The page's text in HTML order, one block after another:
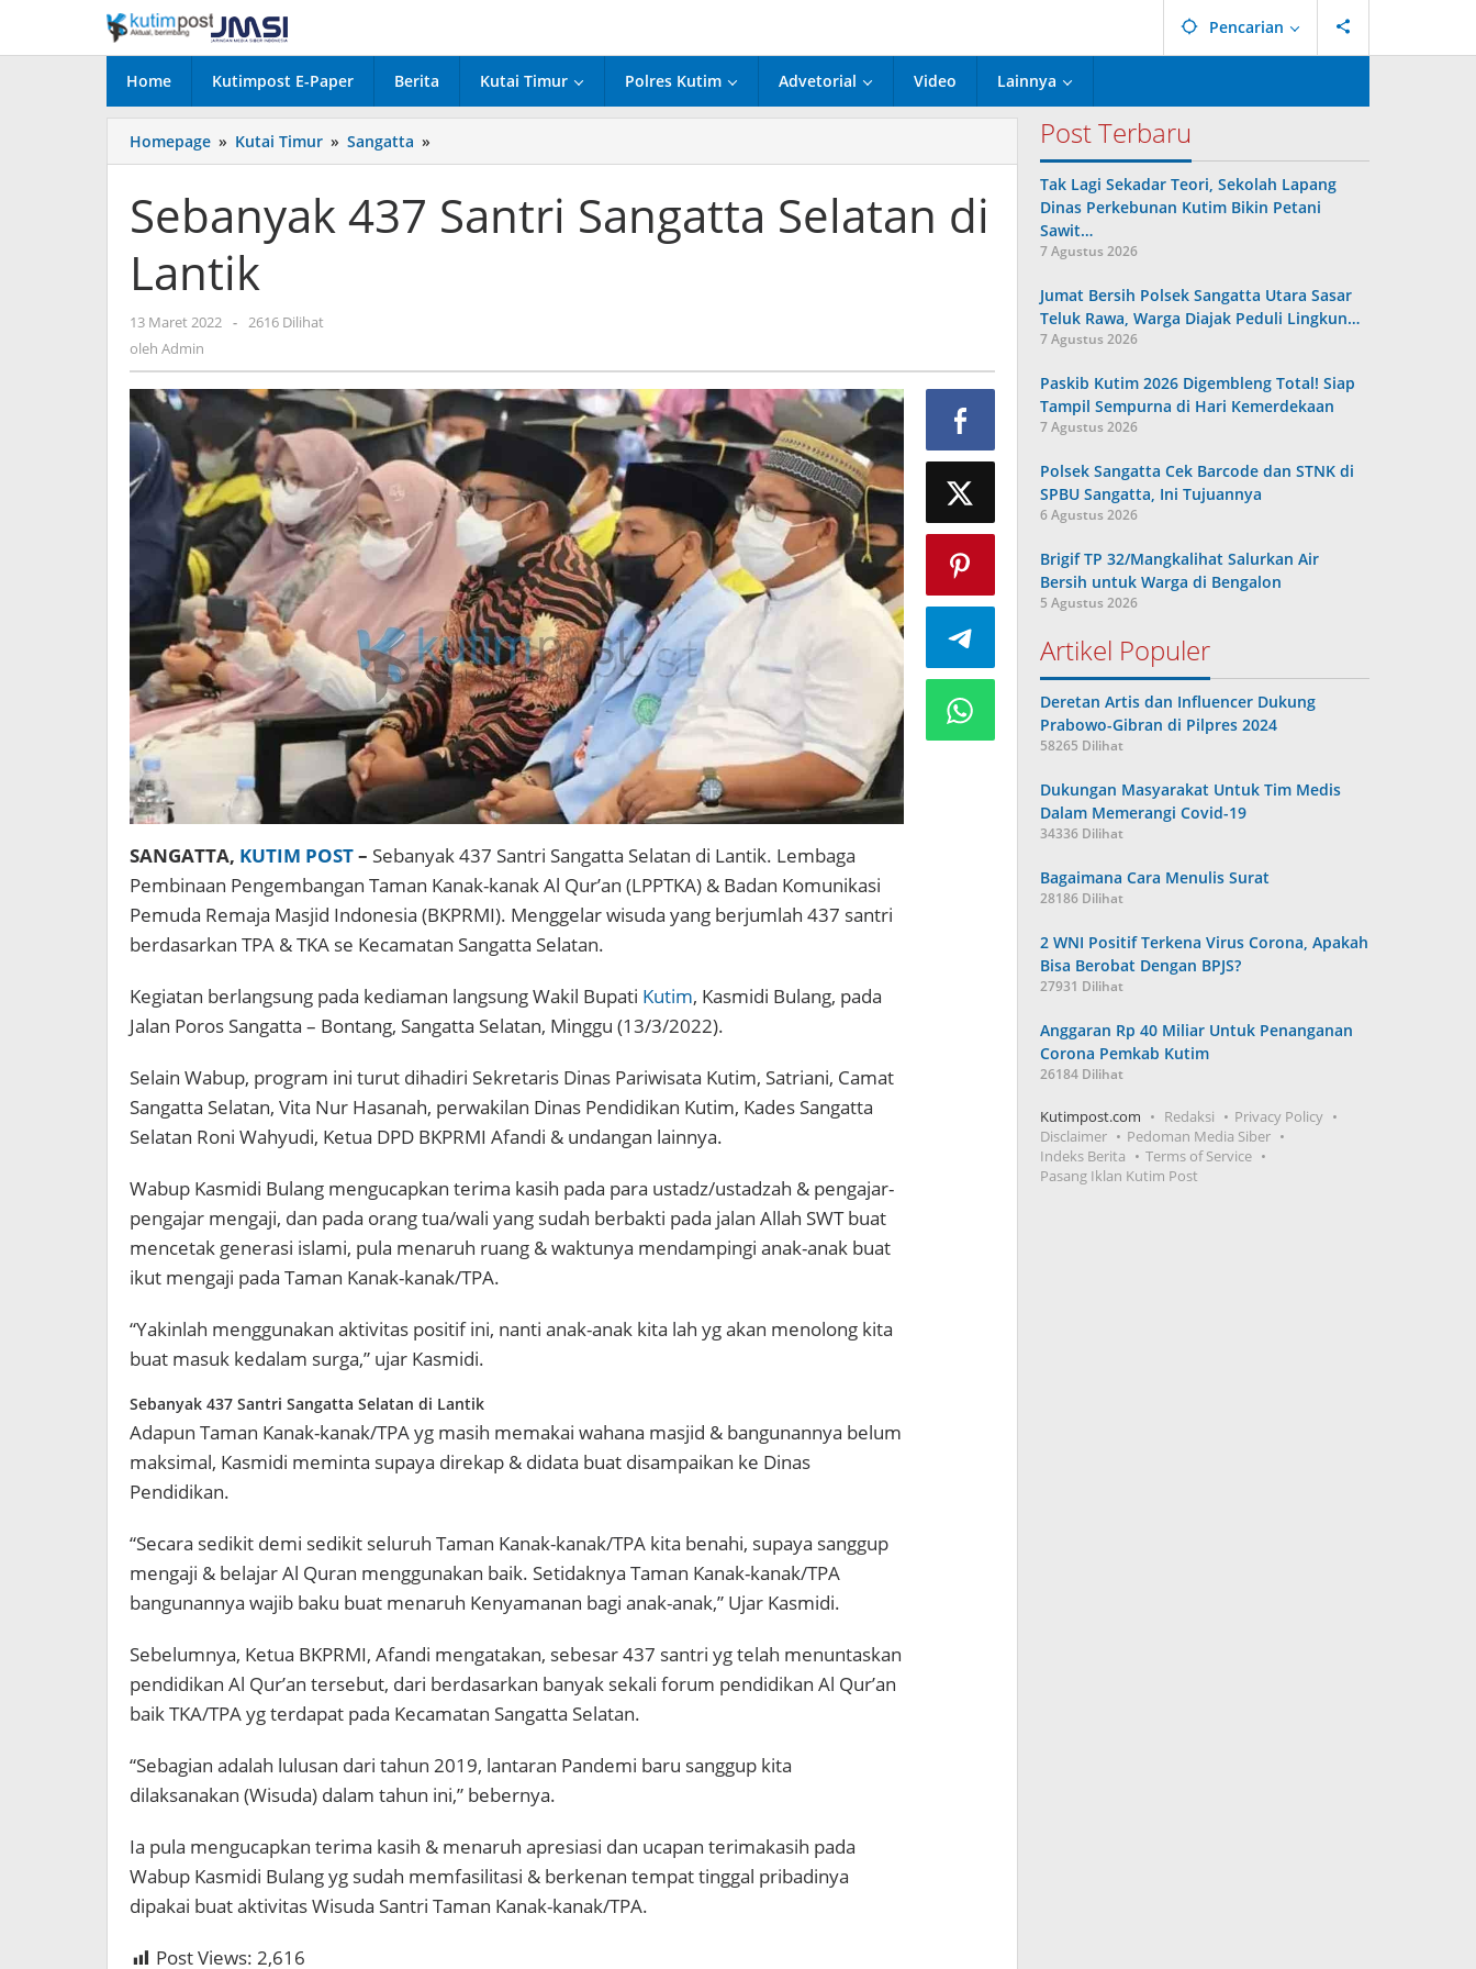
konten
Pencarian
Home Kutimpost E-Paper Berita Kutai Timur Polres Kutim Advetorial Video Lainnya
Homepage » Kutai Timur » Sangatta »
437
Sangatta
Selatan
Sebanyak 437 Santri Sangatta Selatan di
Lantik
13 Maret 2022 oleh
- 2616 Dilihat
oleh Admin
SANGATTA, KUTIM POST– Sebanyak 437 Santri Sangatta Selatan di Lantik. Lembaga
Pembinaan Pengembangan Taman Kanak-kanak Al Qur’an (LPPTKA) & Badan Komunikasi
Pemuda Remaja Masjid Indonesia (BKPRMI). Menggelar wisuda yang berjumlah 437 santri
berdasarkan TPA & TKA se Kecamatan Sangatta Selatan.
Kegiatan berlangsung pada kediaman langsung Wakil Bupati Kutim, Kasmidi Bulang, pada
Jalan Poros Sangatta – Bontang, Sangatta Selatan, Minggu (13/3/2022).
Selain Wabup, program ini turut dihadiri Sekretaris Dinas Pariwisata Kutim, Satriani, Camat
Sangatta Selatan, Vita Nur Hasanah, perwakilan Dinas Pendidikan Kutim, Kades Sangatta
Selatan Roni Wahyudi, Ketua DPD BKPRMI Afandi & undangan lainnya.
Wabup Kasmidi Bulang mengucapkan terima kasih pada para ustadz/ustadzah & pengajar-
pengajar mengaji, dan pada orang tua/wali yang sudah berbakti pada jalan Allah SWT buat
mencetak generasi islami, pula menaruh ruang & waktunya mendampingi anak-anak buat
ikut mengaji pada Taman Kanak-kanak/TPA.
“Yakinlah menggunakan aktivitas positif ini, nanti anak-anak kita lah yg akan menolong kita
buat masuk kedalam surga,” ujar Kasmidi.
Sebanyak 437 Santri Sangatta Selatan di Lantik
Adapun Taman Kanak-kanak/TPA yg masih memakai wahana masjid & bangunannya belum
maksimal, Kasmidi meminta supaya direkap & didata buat disampaikan ke Dinas
Pendidikan.
“Secara sedikit demi sedikit seluruh Taman Kanak-kanak/TPA kita benahi, supaya sanggup
mengaji & belajar Al Quran menggunakan baik. Setidaknya Taman Kanak-kanak/TPA
bangunannya wajib baku buat menaruh Kenyamanan bagi anak-anak,” Ujar Kasmidi.
Sebelumnya, Ketua BKPRMI, Afandi mengatakan, sebesar 437 santri yg telah menuntaskan
pendidikan Al Qur’an tersebut, dari berdasarkan banyak sekali forum pendidikan Al Qur’an
baik TKA/TPA yg terdapat pada Kecamatan Sangatta Selatan.
“Sebagian adalah lulusan dari tahun 2019, lantaran Pandemi baru sanggup kita
dilaksanakan (Wisuda) dalam tahun ini,” bebernya.
Ia pula mengucapkan terima kasih & menaruh apresiasi dan ucapan terimakasih pada
Wabup Kasmidi Bulang yg sudah memfasilitasi & berkenan tempat tinggal pribadinya
dipakai buat aktivitas Wisuda Santri Taman Kanak-kanak/TPA.
Post Views: 2,616
Post Terbaru
Tak Lagi Sekadar Teori, Sekolah Lapang
Dinas Perkebunan Kutim Bikin Petani
Sawit…
7 Agustus 2026
Jumat Bersih Polsek Sangatta Utara Sasar
Teluk Rawa, Warga Diajak Peduli Lingkun…
7 Agustus 2026
Paskib Kutim 2026 Digembleng Total! Siap
Tampil Sempurna di Hari Kemerdekaan
7 Agustus 2026
Polsek Sangatta Cek Barcode dan STNK di
SPBU Sangatta, Ini Tujuannya
6 Agustus 2026
Brigif TP 32/Mangkalihat Salurkan Air
Bersih untuk Warga di Bengalon
5 Agustus 2026
Artikel Populer
Deretan Artis dan Influencer Dukung
Prabowo-Gibran di Pilpres 2024
58265 Dilihat
Dukungan Masyarakat Untuk Tim Medis
Dalam Memerangi Covid-19
34336 Dilihat
Bagaimana Cara Menulis Surat
28186 Dilihat
2 WNI Positif Terkena Virus Corona, Apakah
Bisa Berobat Dengan BPJS?
27931 Dilihat
Anggaran Rp 40 Miliar Untuk Penanganan
Corona Pemkab Kutim
26184 Dilihat
Kutimpost.com Redaksi
Privacy Policy
Disclaimer
Pedoman Media Siber
Indeks Berita
Terms of Service
Pasang Iklan Kutim Post